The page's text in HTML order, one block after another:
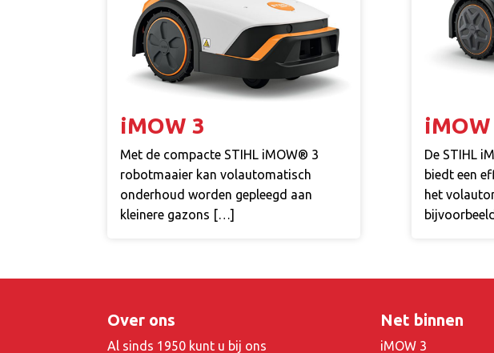
iMOW 3
Met de compacte STIHL iMOW® 3
robotmaaier kan volautomatisch
onderhoud worden gepleegd aan
kleinere gazons […]
iMOW
De STIHL
biedt een
het
Over ons
Al sinds 1950 kunt u bij ons
Net binnen
iMOW 3